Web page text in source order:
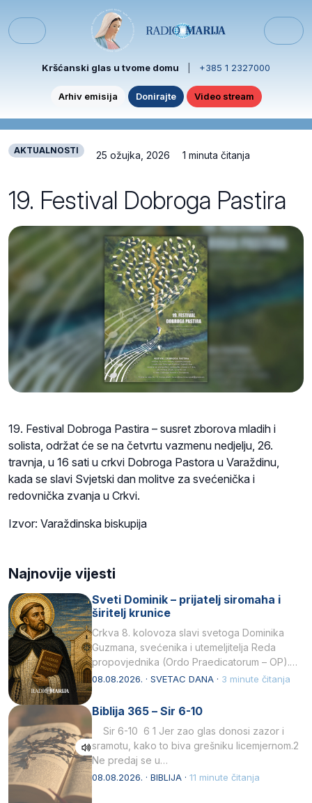
Menu
Kršćanski glas u tvome domu +385 1 2327000
Arhiv emisija Donirajte Video stream
AKTUALNOSTI 25 ožujka, 2026 1 minuta čitanja
19. Festival Dobroga Pastira
19. Festival Dobroga Pastira – susret zborova mladih i
solista, održat će se na četvrtu vazmenu nedjelju, 26.
travnja, u 16 sati u crkvi Dobroga Pastora u Varaždinu,
kada se slavi Svjetski dan molitve za svećenička i
redovnička zvanja u Crkvi.
Izvor: Varaždinska biskupija
Najnovije vijesti
Sveti Dominik – prijatelj siromaha i
širitelj krunice
Crkva 8. kolovoza slavi svetoga Dominika
Guzmana, svećenika i utemeljitelja Reda
propovjednika (Ordo Praedicatorum – OP).
Svojim životom, dubokom ljubavlju prema
08.08.2026. · SVETAC DANA · 3 minute čitanja
Biblija 365 – Sir 6-10
Sir 6-10 6 1 Jer zao glas donosi zazor i
sramotu, kako to biva grešniku licemjernom.2
Ne predaj se u…
08.08.2026. · BIBLIJA · 11 minute čitanja